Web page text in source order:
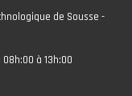
de Sousse -
à 13h:00